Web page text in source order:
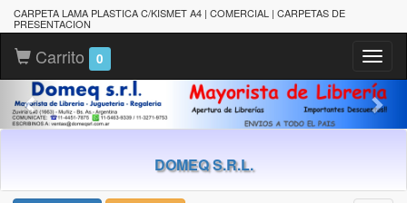
CARPETA LAMA PLASTICA C/KISMET A4 | COMERCIAL | CARPETAS DE
PRESENTACION
Carrito 0
DOMEQ S.R.L.